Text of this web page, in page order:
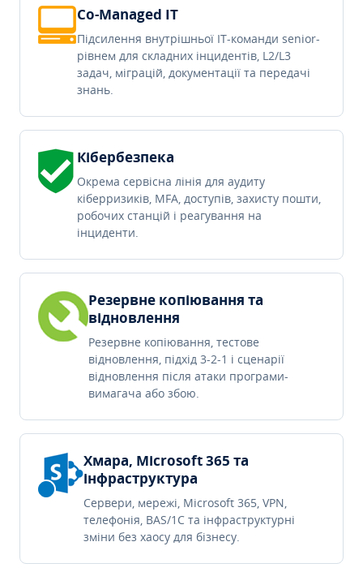
Co-Managed IT
Підсилення внутрішньої IT-команди senior-
рівнем для складних інцидентів, L2/L3
задач, міграцій, документації та передачі
знань.
Кібербезпека
Окрема сервісна лінія для аудиту
кіберризиків, MFA, доступів, захисту пошти,
робочих станцій і реагування на
інциденти.
Резервне копіювання та
відновлення
Резервне копіювання, тестове
відновлення, підхід 3-2-1 і сценарії
відновлення після атаки програми-
вимагача або збою.
Хмара, Microsoft 365 та
інфраструктура
Сервери, мережі, Microsoft 365, VPN,
телефонія, BAS/1C та інфраструктурні
зміни без хаосу для бізнесу.